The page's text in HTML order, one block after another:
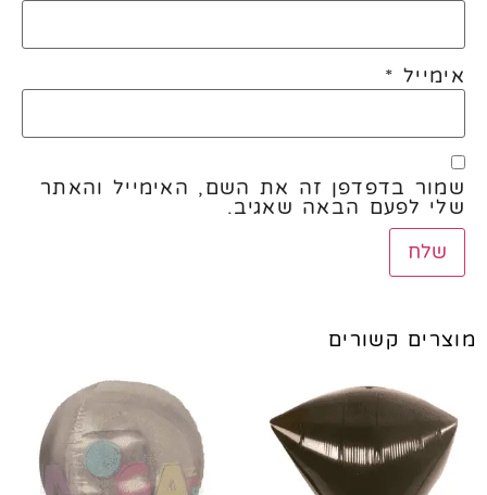
אימייל *
שמור בדפדפן זה את השם, האימייל והאתר
שלי לפעם הבאה שאגיב.
מוצרים קשורים